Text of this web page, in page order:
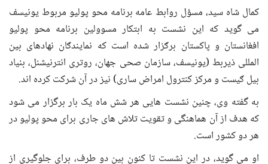
کمال شاه سید، مسؤل روابط عامه برنامه محو پولیو مربوط یونیسف
می گوید که این نشست به ابتکار مسوولین برنامه محو پولیو
افغانستان و پاکستان برګزار شده است که نمایندګان نهادهای بین
المللی ذیربط (یونیسف، سازمان صحی جهان، روتری انترنیشنل، بنیاد
بیل ګیست و مرکز کنترول امراض ساری) نیز در آن شرکت کرده اند.
به گفته وی، چنین نشست هایی هر شش ماه یک بار برگزار می شود
که هدف از آن هماهنگی و تقویت تلاش های جاری برای محو پولیو در
هر دو کشور است.
او می گوید، در این نشست تا کنون بین دو طرف، برای جلوگیری از